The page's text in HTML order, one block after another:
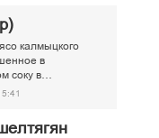
калмыцкого
в
соку в…